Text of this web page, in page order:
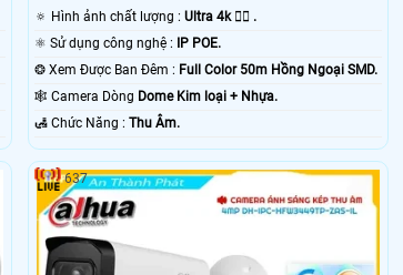
🔅 Hình ảnh chất lượng :Ultra 4k 👍🏾 .
⚛️ Sử dụng công nghệ : IP POE.
❂ Xem Được Ban Đêm : Full Color 50m Hồng Ngoại SMD.
🕸️ Camera Dòng Dome Kim loại + Nhựa.
️🛃 Chức Năng :Thu Âm.
637